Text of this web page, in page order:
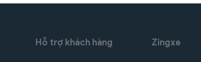
Hỗ trợ khách hàng Zingxe